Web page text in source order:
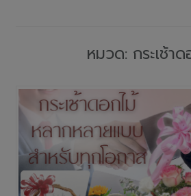
หมวด: กระเช้า